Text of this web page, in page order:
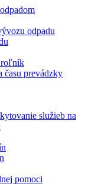
odpadu
roľník
času prevádzky
služieb na
pomoci